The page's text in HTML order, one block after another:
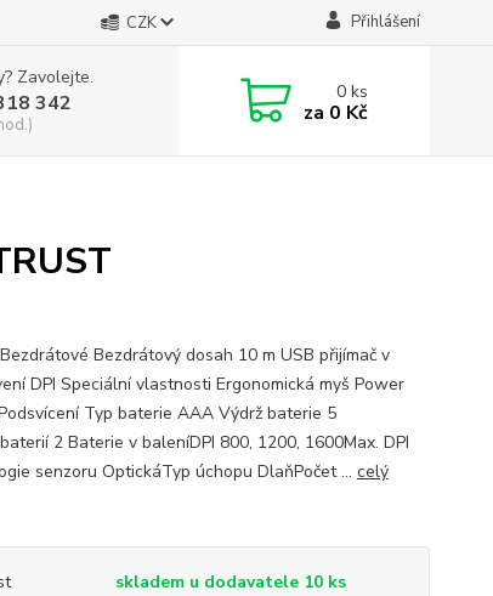
CZK Přihlášení
Zavolejte.
342 0ks
za 0 Kč
Bezdrátový dosah 10 m USB přijímač v
DPI Speciální vlastnosti Ergonomická myš Power
Typ baterie AAA Výdrž baterie 5
2 Baterie v baleníDPI 800, 1200, 1600Max. DPI
senzoru OptickáTyp úchopu DlaňPočet ... celý
skladem u dodavatele 10 ks